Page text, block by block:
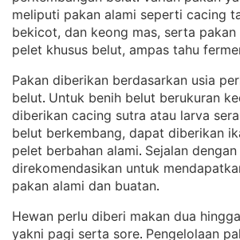
meliputi pakan alami seperti cacing
bekicot, dan keong mas, serta
pelet khusus belut, ampas tahu
Pakan diberikan berdasarkan usia
belut. Untuk benih belut berukuran
diberikan cacing sutra atau larva
belut berkembang, dapat diberikan
pelet berbahan alami. Sejalan
direkomendasikan untuk
pakan alami dan buatan.
Hewan perlu diberi makan dua
yakni pagi serta sore. Pengelolaan